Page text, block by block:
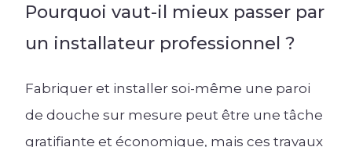
Pourquoi vaut-il mieux passer par
un installateur professionnel ?
Fabriquer et installer soi-même une paroi
de douche sur mesure peut être une tâche
gratifiante et économique, mais ces travaux